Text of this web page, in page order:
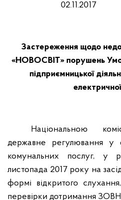
02.11.2017
Застереження щодо
«НОВОСВІТ» порушень
підприємницької
Національною
державне регулювання у
комунальних послуг, у
листопада 2017 року на
формі відкритого
перевірки дотримання